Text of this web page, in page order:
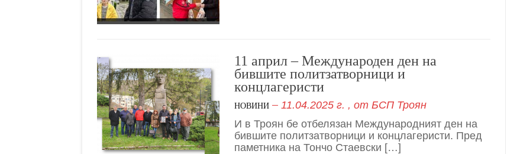
11 април – Международен ден на
бившите политзатворници и
концлагеристи
НОВИНИ 11.04.2025 г. , от БСП Троян
И в Троян бе отбелязан Международният ден на
бившите политзатворници и концлагеристи. Пред
паметника на Тончо Стаевски […]